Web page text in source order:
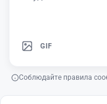
GIF
Соблюдайте правила